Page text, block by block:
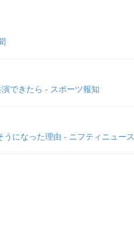
できたら - スポーツ報知
になった理由 - ニフティニュース